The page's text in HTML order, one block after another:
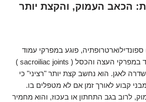
הכאב העמוק, והקצת יותר
פוגע במפרקי עמוד
השדרה והאגן, ובמיוחד במפרקי העצה והכסל ( sacroiliac joints )
לאגן. הוא נחשב קצת יותר "רציני" כי
קבוע לאורך זמן אם לא מטפלים בו.
לרוב בגב התחתון או בעכוז, והוא מחמיר